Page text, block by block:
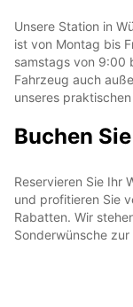
Unsere Station in
ist von Montag bis
samstags von 9:00
Fahrzeug auch
unseres
Buchen
Reservieren Sie Ihr
und profitieren Sie
Rabatten. Wir
Sonderwünsche zur